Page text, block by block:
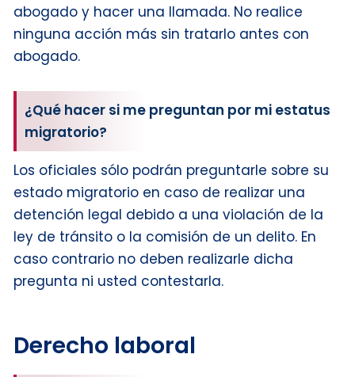
abogado y hacer una llamada. No realice
ninguna acción más sin tratarlo antes con
abogado.
¿Qué hacer si me preguntan por mi estatus
migratorio?
Los oficiales sólo podrán preguntarle sobre su
estado migratorio en caso de realizar una
detención legal debido a una violación de la
ley de tránsito o la comisión de un delito. En
caso contrario no deben realizarle dicha
pregunta ni usted contestarla.
Derecho laboral